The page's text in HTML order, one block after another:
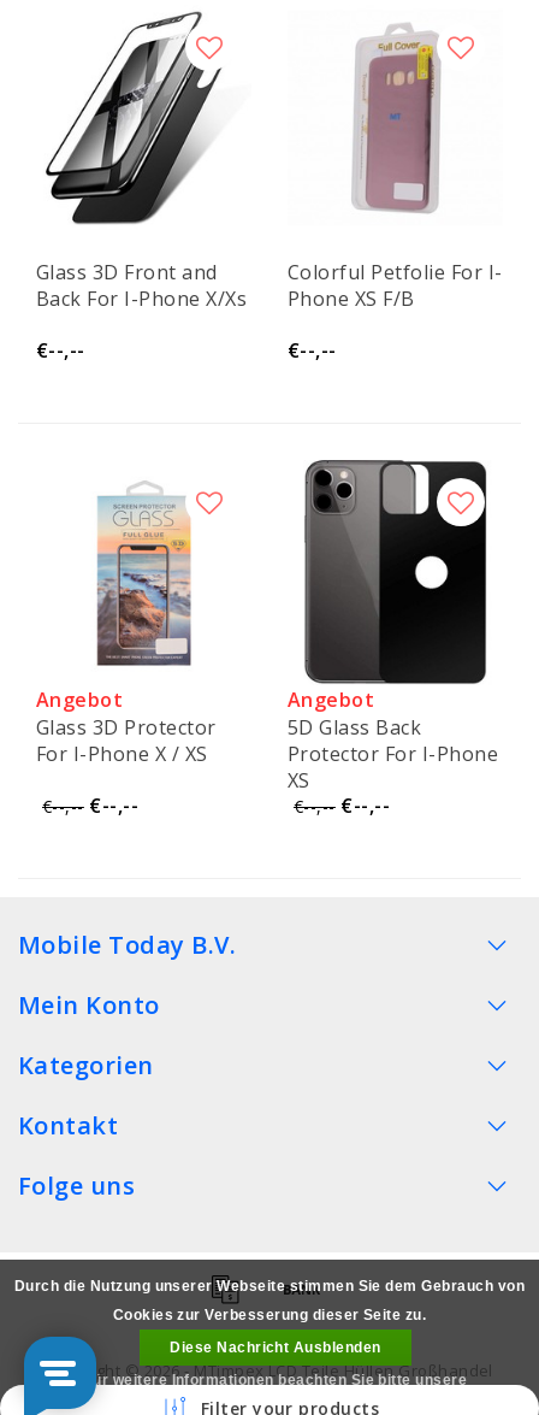
Glass 3D Front and
Back For I-Phone X/Xs
€--,--
Colorful Petfolie For I-
Phone XS F/B
€--,--
Angebot
Glass 3D Protector
For I-Phone X / XS
€--,-- €--,--
Angebot
5D Glass Back
Protector For I-Phone
XS
€--,-- €--,--
Mobile Today B.V.
Mein Konto
Kategorien
Kontakt
Folge uns
Copyright © 2026 - MTimpex LCD Teile Hüllen Großhandel
Smartphone - All rights reserved
Filter your products
Durch die Nutzung unserer Webseite stimmen Sie dem Gebrauch von
Cookies zur Verbesserung dieser Seite zu.
Diese Nachricht Ausblenden
Für weitere Informationen beachten Sie bitte unsere
Datenschutzerklärung. »